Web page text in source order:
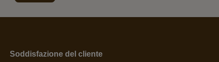
Soddisfazione del cliente